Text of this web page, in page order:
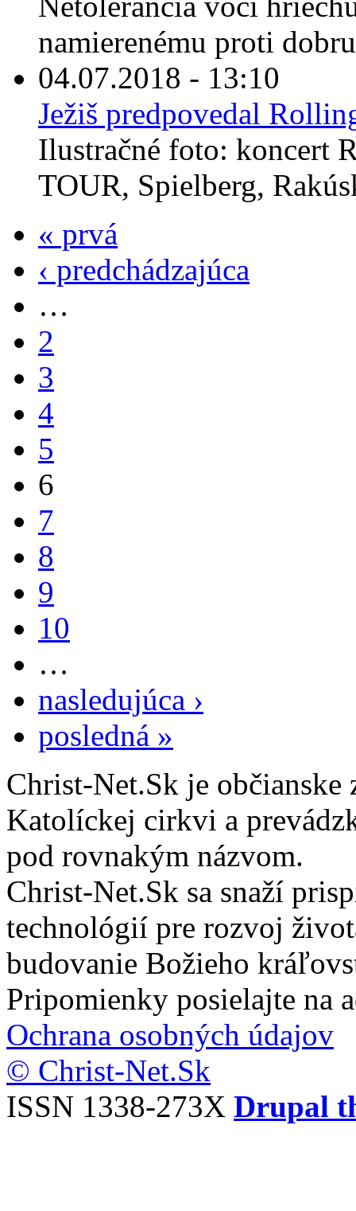
namierenému proti
04.07.2018 - 13:10
Ježiš predpovedal
Ilustračné foto: koncert
TOUR, Spielberg,
« prvá
‹ predchádzajúca
…
2
3
4
5
6
7
8
9
10
…
nasledujúca ›
posledná »
Christ-Net.Sk je
Katolíckej cirkvi a
pod rovnakým názvom.
Christ-Net.Sk sa snaží
technológií pre rozvoj
budovanie Božieho
Pripomienky posielajte na
Ochrana osobných údajov
© Christ-Net.Sk
ISSN 1338-273X Drupal